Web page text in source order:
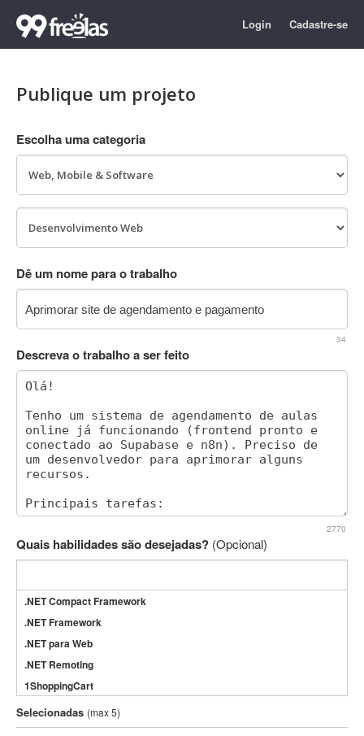
Login Cadastre-se
Publique um projeto
Escolha uma categoria
Dê um nome para o trabalho
34
Descreva o trabalho a ser feito
2770
Quais habilidades são desejadas? (Opcional)
.NET Compact Framework
.NET Framework
.NET para Web
.NET Remoting
1ShoppingCart
3DS Max
3GSM
Selecionadas (max 5)